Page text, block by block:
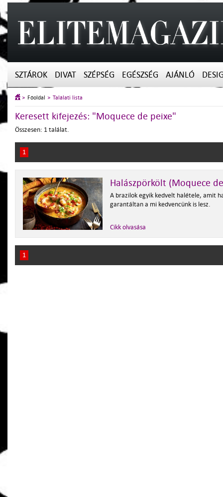
SZTÁROK DIVAT SZÉPSÉG EGÉSZSÉG AJÁNLÓ
Főoldal Találati lista
Keresett kifejezés: "Moquece de peixe"
Összesen: 1 találat.
1
Halászpörkölt (Moquece
A brazilok egyik kedvelt halétele, amit
garantáltan a mi kedvencünk is lesz.
Cikk olvasása
1